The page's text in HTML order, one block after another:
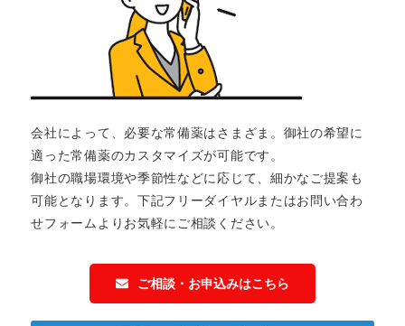
会社によって、必要な常備薬はさまざま。御社の希望に
適った常備薬のカスタマイズが可能です。
御社の職場環境や季節性などに応じて、細かなご提案も
可能となります。下記フリーダイヤルまたはお問い合わ
せフォームよりお気軽にご相談ください。
ご相談・お申込みはこちら